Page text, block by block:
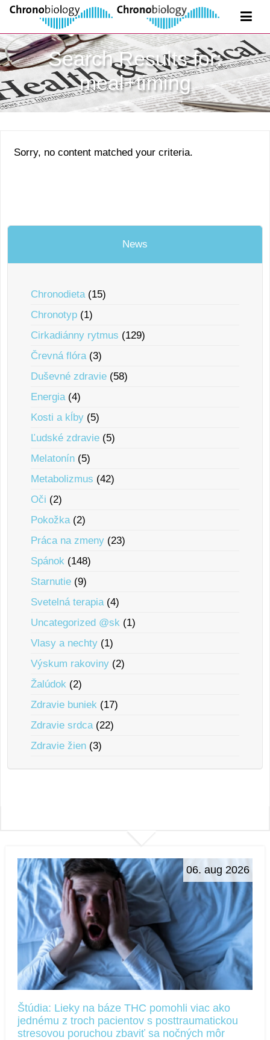
Search Results for:
meal+timing
Sorry, no content matched your criteria.
News
Chronodieta (15)
Chronotyp (1)
Cirkadiánny rytmus (129)
Črevná flóra (3)
Duševné zdravie (58)
Energia (4)
Kosti a kĺby (5)
Ľudské zdravie (5)
Melatonín (5)
Metabolizmus (42)
Oči (2)
Pokožka (2)
Práca na zmeny (23)
Spánok (148)
Starnutie (9)
Svetelná terapia (4)
Uncategorized @sk (1)
Vlasy a nechty (1)
Výskum rakoviny (2)
Žalúdok (2)
Zdravie buniek (17)
Zdravie srdca (22)
Zdravie žien (3)
06. aug 2026
Štúdia: Lieky na báze THC pomohli viac ako
jednému z troch pacientov s posttraumatickou
stresovou poruchou zbaviť sa nočných môr